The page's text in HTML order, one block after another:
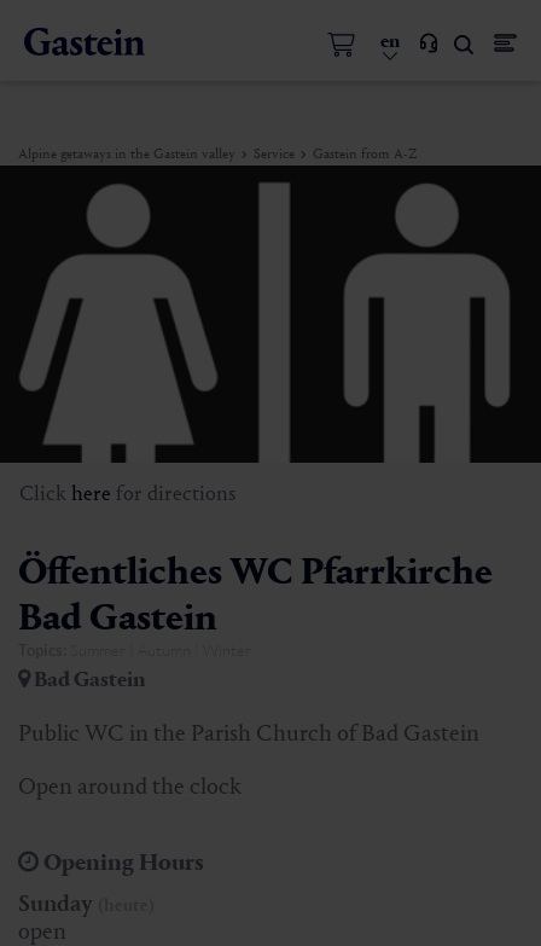
en
Alpine getaways in the Gastein valley Service Gastein from A-Z
Click here for directions
Öffentliches WC Pfarrkirche
Bad Gastein
Bad Gastein
Public WC in the Parish Church of Bad Gastein
Open around the clock
Opening Hours
Sunday
open